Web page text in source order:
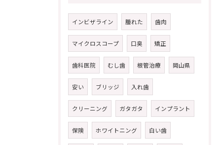
インビザライン 腫れた 歯肉
マイクロスコープ 口臭 矯正
歯科医院 むし歯 根管治療 岡山県
安い ブリッジ 入れ歯
クリーニング ガタガタ インプラント
保険 ホワイトニング 白い歯